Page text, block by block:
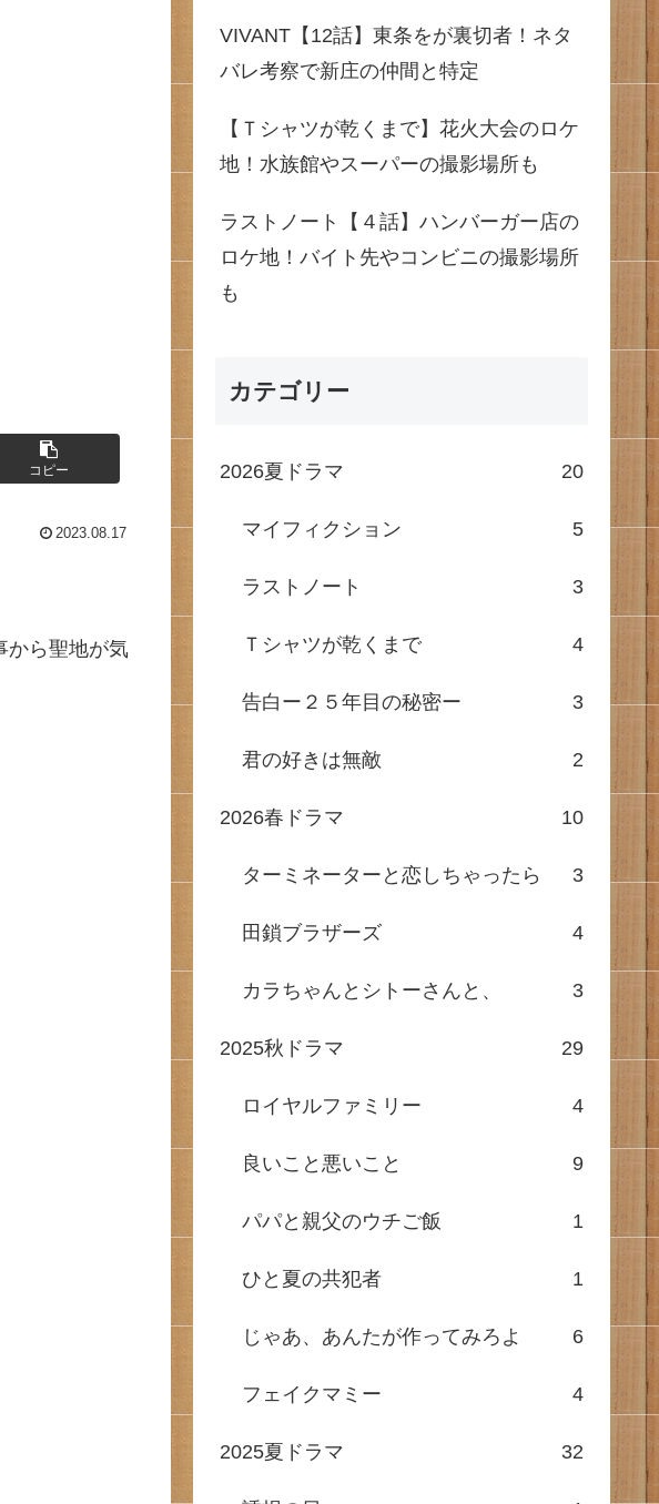
コピー
2023.08.17
から聖地が気
VIVANT【12話】東条をが裏切者！ネタ
バレ考察で新庄の仲間と特定
【Ｔシャツが乾くまで】花火大会のロケ
地！水族館やスーパーの撮影場所も
ラストノート【４話】ハンバーガー店の
ロケ地！バイト先やコンビニの撮影場所
も
カテゴリー
2026夏ドラマ 20
マイフィクション 5
ラストノート 3
Ｔシャツが乾くまで 4
告白ー２５年目の秘密ー 3
君の好きは無敵 2
2026春ドラマ 10
ターミネーターと恋しちゃったら 3
田鎖ブラザーズ 4
カラちゃんとシトーさんと、 3
2025秋ドラマ 29
ロイヤルファミリー 4
良いこと悪いこと 9
パパと親父のウチご飯 1
ひと夏の共犯者 1
じゃあ、あんたが作ってみろよ 6
フェイクマミー 4
2025夏ドラマ 32